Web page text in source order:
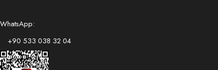
WhatsApp:
+90 533 038 32 04